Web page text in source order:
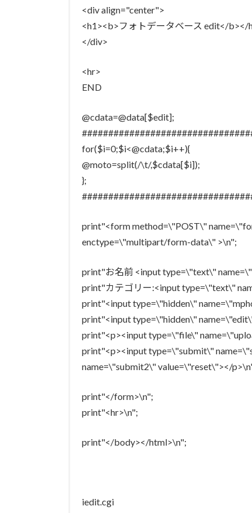
<div align="center">
<h1><b>フォトデータベース edit</b></
</div>
<hr>
END
@cdata=@data[$edit];
for($i=0;$i<@cdata;$i++){
@moto=split(/\t/,$cdata[$i]);
};
print"<form method=\"POST\"
enctype=\"multipart/form-data\" >\n";
print"お名前 <input type=\"text\"
print"カテゴリー:<input type=\"text\"
print"<input type=\"hidden\"
print"<input type=\"hidden\"
print"<p><input type=\"file\"
print"<p><input type=\"submit\"
name=\"submit2\" value=\"reset\"></
print"</form>\n";
print"<hr>\n";
print"</body></html>\n";
iedit.cgi